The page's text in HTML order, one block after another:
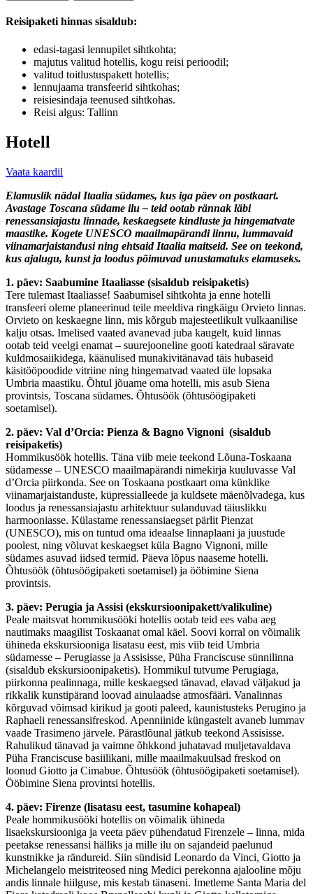
Reisipaketi hinnas sisaldub:
edasi-tagasi lennupilet sihtkohta;
majutus valitud hotellis, kogu reisi perioodil;
valitud toitlustuspakett hotellis;
lennujaama transfeerid sihtkohas;
reisiesindaja teenused sihtkohas.
Reisi algus: Tallinn
Hotell
Vaata kaardil
Elamuslik nädal Itaalia südames, kus iga päev on postkaart.
Avastage Toscana südame ilu – teid ootab rännak läbi
renessansiajastu linnade, keskaegsete kindluste ja hingematvate
maastike. Kogete UNESCO maailmapärandi linnu, lummavaid
viinamarjaistandusi ning ehtsaid Itaalia maitseid. See on teekond,
kus ajalugu, kunst ja loodus põimuvad unustamatuks elamuseks.
1. päev: Saabumine Itaaliasse (sisaldub reisipaketis)
Tere tulemast Itaaliasse! Saabumisel sihtkohta ja enne hotelli
transfeeri oleme planeerinud teile meeldiva ringkäigu Orvieto linnas.
Orvieto on keskaegne linn, mis kõrgub majesteetlikult vulkaanilise
kalju otsas. Imelised vaated avanevad juba kaugelt, kuid linnas
ootab teid veelgi enamat – suurejooneline gooti katedraal säravate
kuldmosaiikidega, käänulised munakivitänavad täis hubaseid
käsitööpoodide vitriine ning hingematvad vaated üle lopsaka
Umbria maastiku. Õhtul jõuame oma hotelli, mis asub Siena
provintsis, Toscana südames. Õhtusöök (õhtusöögipaketi
soetamisel).
2. päev: Val d’Orcia: Pienza & Bagno Vignoni (sisaldub
reisipaketis)
Hommikusöök hotellis. Täna viib meie teekond Lõuna-Toskaana
südamesse – UNESCO maailmapärandi nimekirja kuuluvasse Val
d’Orcia piirkonda. See on Toskaana postkaart oma künklike
viinamarjaistanduste, küpressialleede ja kuldsete mäenõlvadega, kus
loodus ja renessansiajastu arhitektuur sulanduvad täiuslikku
harmooniasse. Külastame renessansiaegset pärlit Pienzat
(UNESCO), mis on tuntud oma ideaalse linnaplaani ja juustude
poolest, ning võluvat keskaegset küla Bagno Vignoni, mille
südames asuvad iidsed termid. Päeva lõpus naaseme hotelli.
Õhtusöök (õhtusöögipaketi soetamisel) ja ööbimine Siena
provintsis.
3. päev: Perugia ja Assisi (ekskursioonipakett/valikuline)
Peale maitsvat hommikusööki hotellis ootab teid ees vaba aeg
nautimaks maagilist Toskaanat omal käel. Soovi korral on võimalik
ühineda ekskursiooniga lisatasu eest, mis viib teid Umbria
südamesse – Perugiasse ja Assisisse, Püha Franciscuse sünnilinna
(sisaldub ekskursioonipaketis). Hommikul tutvume Perugiaga,
piirkonna pealinnaga, mille keskaegsed tänavad, elavad väljakud ja
rikkalik kunstipärand loovad ainulaadse atmosfääri. Vanalinnas
kõrguvad võimsad kirikud ja gooti paleed, kaunistusteks Perugino ja
Raphaeli renessansifreskod. Apenniinide küngastelt avaneb lummav
vaade Trasimeno järvele. Pärastlõunal jätkub teekond Assisisse.
Rahulikud tänavad ja vaimne õhkkond juhatavad muljetavaldava
Püha Franciscuse basiilikani, mille maailmakuulsad freskod on
loonud Giotto ja Cimabue. Õhtusöök (õhtusöögipaketi soetamisel).
Ööbimine Siena provintsi hotellis.
4. päev: Firenze (lisatasu eest, tasumine kohapeal)
Peale hommikusööki hotellis on võimalik ühineda
lisaekskursiooniga ja veeta päev pühendatud Firenzele – linna, mida
peetakse renessansi hälliks ja mille ilu on sajandeid paelunud
kunstnikke ja rändureid. Siin sündisid Leonardo da Vinci, Giotto ja
Michelangelo meistriteosed ning Medici perekonna ajalooline mõju
andis linnale hiilguse, mis kestab tänaseni. Imetleme Santa Maria del